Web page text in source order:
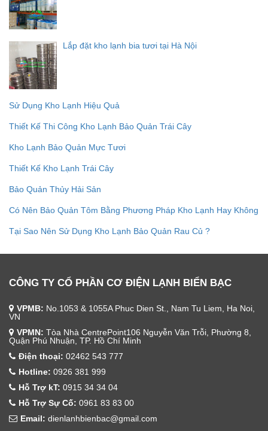
Lắp đặt kho lạnh bia tươi tại Hà Nội
Sử Dụng Kho Lạnh Hiệu Quả
Thiết Kế Thi Công Kho Lạnh Bảo Quản Trái Cây
Kho Lạnh Bảo Quản Mực Tươi
Thiết Kế Kho Lạnh Trái Cây
Bảo Quản Thủy Hải Sản
Có Nên Bảo Quản Tôm Bằng Phương Pháp Kho Lạnh Hay Không
Tại Sao Nên Sử Dụng Kho Lạnh Bảo Quản Rau Củ ?
CÔNG TY CỔ PHẦN CƠ ĐIỆN LẠNH BIỂN BẠC
VPMB: No.1053 & 1055A Phuc Dien St., Nam Tu Liem, Ha Noi,
VN
VPMN: Tòa Nhà CentrePoint106 Nguyễn Văn Trỗi, Phường 8,
Quận Phú Nhuận, TP. Hồ Chí Minh
Điện thoại: 02462 543 777
Hotline: 0926 381 999
Hỗ Trợ kT: 0915 34 34 04
Hỗ Trợ Sự Cố: 0961 83 83 00
Email: dienlanhbienbac@gmail.com